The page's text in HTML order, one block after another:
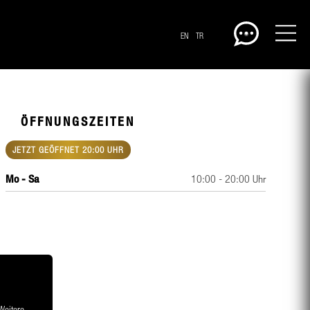
EN TR
CENTERPLAN · EG
ÖFFNUNGSZEITEN
JETZT GEÖFFNET 20:00 UHR
Mo - Sa 10:00 - 20:00 Uhr